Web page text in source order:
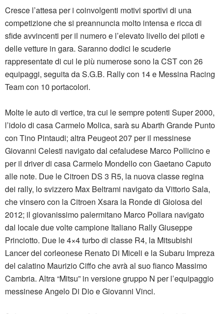
Cresce l’attesa per i coinvolgenti motivi sportivi di una
competizione che si preannuncia molto intensa e ricca di
sfide avvincenti per il numero e l’elevato livello dei piloti e
delle vetture in gara. Saranno dodici le scuderie
rappresentate di cui le più numerose sono la CST con 26
equipaggi, seguita da S.G.B. Rally con 14 e Messina Racing
Team con 10 portacolori.
Molte le auto di vertice, tra cui le sempre potenti Super 2000,
l’idolo di casa Carmelo Molica, sarà su Abarth Grande Punto
con Tino Pintaudi; altra Peugeot 207 per il messinese
Giovanni Celesti navigato dal cefaludese Marco Pollicino e
per il driver di casa Carmelo Mondello con Gaetano Caputo
alle note. Due le Citroen DS 3 R5, la nuova classe regina
dei rally, lo svizzero Max Beltrami navigato da Vittorio Sala,
che vinsero con la Citroen Xsara la Ronde di Gioiosa del
2012; il giovanissimo palermitano Marco Pollara navigato
dal locale due volte campione Italiano Rally Giuseppe
Princiotto. Due le 4×4 turbo di classe R4, la Mitsubishi
Lancer del corleonese Renato Di Miceli e la Subaru Impreza
del calatino Maurizio Ciffo che avrà al suo fianco Massimo
Cambria. Altra “Mitsu” in versione gruppo N per l’equipaggio
messinese Angelo Di Dio e Giovanni Vinci.